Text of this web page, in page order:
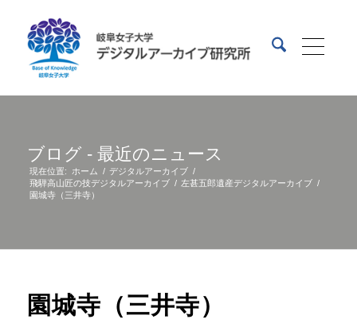
ブログ - 最近のニュース
現在位置: ホーム / デジタルアーカイブ /
飛騨高山匠の技デジタルアーカイブ / 左甚五郎遺産デジタルアーカイブ /
園城寺（三井寺）
園城寺（三井寺）